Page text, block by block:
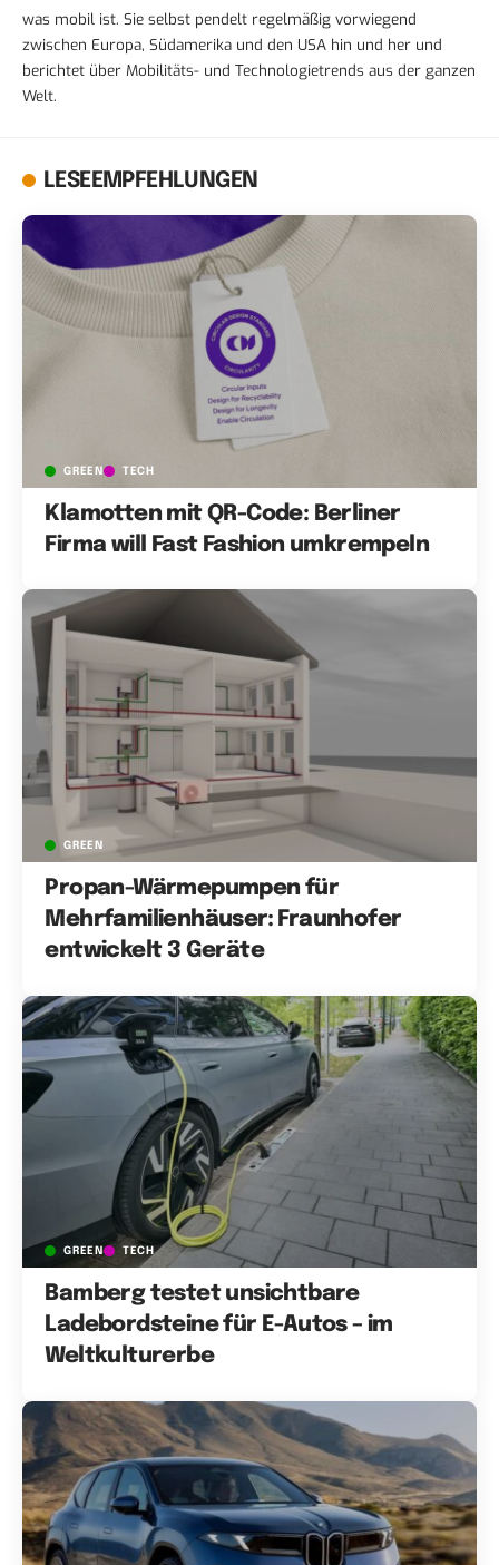
was mobil ist. Sie selbst pendelt regelmäßig vorwiegend
zwischen Europa, Südamerika und den USA hin und her und
berichtet über Mobilitäts- und Technologietrends aus der ganzen
Welt.
LESEEMPFEHLUNGEN
GREEN TECH
Klamotten mit QR-Code: Berliner
Firma will Fast Fashion umkrempeln
GREEN
Propan-Wärmepumpen für
Mehrfamilienhäuser: Fraunhofer
entwickelt 3 Geräte
GREEN TECH
Bamberg testet unsichtbare
Ladebordsteine für E-Autos – im
Weltkulturerbe